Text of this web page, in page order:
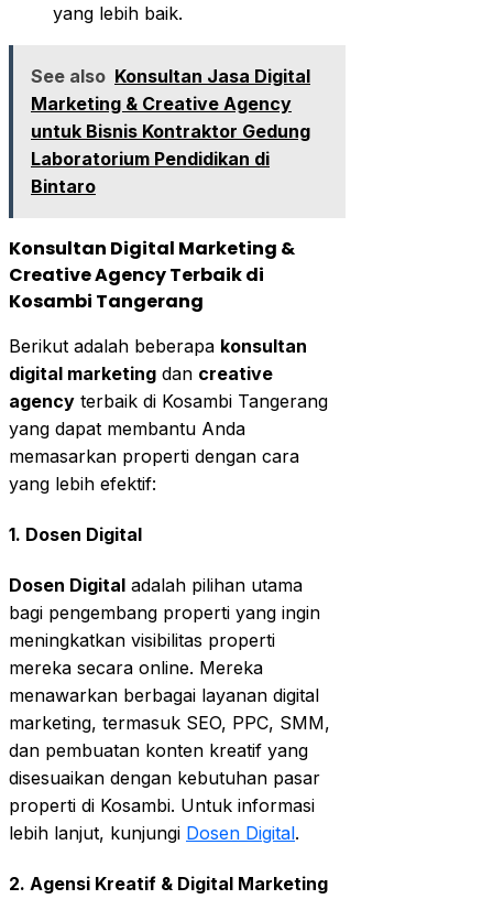
yang lebih baik.
See also Konsultan Jasa Digital
Marketing & Creative Agency
untuk Bisnis Kontraktor Gedung
Laboratorium Pendidikan di
Bintaro
Konsultan Digital Marketing &
Creative Agency Terbaik di
Kosambi Tangerang
Berikut adalah beberapa konsultan
digital marketing dan creative
agency terbaik di Kosambi Tangerang
yang dapat membantu Anda
memasarkan properti dengan cara
yang lebih efektif:
1. Dosen Digital
Dosen Digital adalah pilihan utama
bagi pengembang properti yang ingin
meningkatkan visibilitas properti
mereka secara online. Mereka
menawarkan berbagai layanan digital
marketing, termasuk SEO, PPC, SMM,
dan pembuatan konten kreatif yang
disesuaikan dengan kebutuhan pasar
properti di Kosambi. Untuk informasi
lebih lanjut, kunjungi Dosen Digital.
2. Agensi Kreatif & Digital Marketing